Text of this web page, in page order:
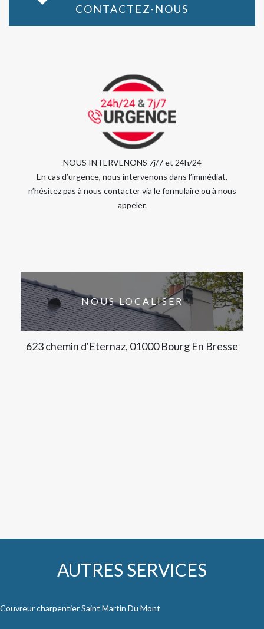
CONTACTEZ-NOUS
NOUS INTERVENONS 7j/7 et 24h/24
En cas d’urgence, nous intervenons dans l’immédiat,
n’hésitez pas à nous contacter via le formulaire ou à nous
appeler.
NOUS LOCALISER
623 chemin d'Eternaz, 01000 Bourg En Bresse
AUTRES SERVICES
Couvreur charpentier Saint Martin Du Mont